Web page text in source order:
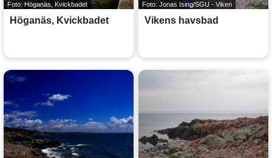
Foto: Höganäs, Kvickbadet
Höganäs, Kvickbadet
Foto: Jonas Ising/SGU - Viken
Vikens havsbad